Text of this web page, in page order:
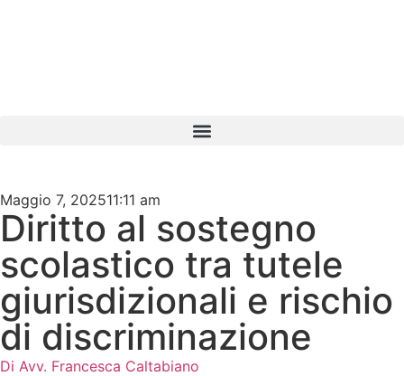
Maggio 7, 202511:11 am
Diritto al sostegno
scolastico tra tutele
giurisdizionali e rischio
di discriminazione
Di Avv. Francesca Caltabiano